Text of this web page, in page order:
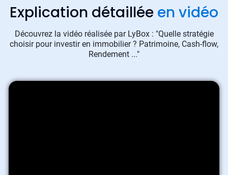
Explication détaillée en vidéo
Découvrez la vidéo réalisée par LyBox : "Quelle stratégie
choisir pour investir en immobilier ? Patrimoine, Cash-flow,
Rendement ..."